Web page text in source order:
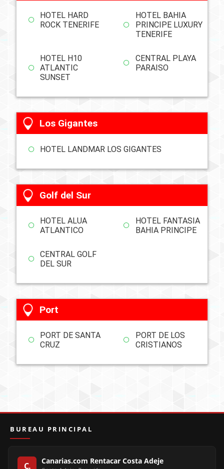
HOTEL HARD
ROCK TENERIFE
HOTEL BAHIA
PRINCIPE LUXURY
TENERIFE
HOTEL H10
ATLANTIC
SUNSET
CENTRAL PLAYA
PARAISO
Los Gigantes
HOTEL LANDMAR LOS GIGANTES
Golf del Sur
HOTEL ALUA
ATLANTICO
HOTEL FANTASIA
BAHIA PRINCIPE
CENTRAL GOLF
DEL SUR
Port
PORT DE SANTA
CRUZ
PORT DE LOS
CRISTIANOS
BUREAU PRINCIPAL
Canarias.com Rentacar Costa Adeje